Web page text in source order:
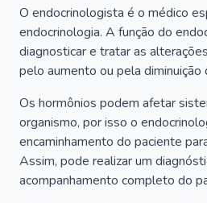
O endocrinologista é o médico
endocrinologia. A função do
diagnosticar e tratar as
pelo aumento ou pela diminuição
Os hormônios podem afetar
organismo, por isso o
encaminhamento do paciente
Assim, pode realizar um
acompanhamento completo do